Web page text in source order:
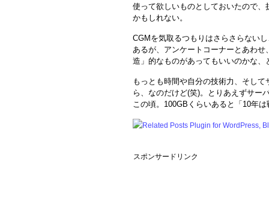
使って欲しいものとしておいたので
かもしれない。
CGMを気取るつもりはさらさらない
あるが、アンケートコーナーとあわ
造」的なものがあってもいいのかな、
もっとも時間や自分の技術力、そし
ら、なのだけど(笑)。とりあえずサー
この頃。100GBくらいあると「10年
スポンサードリンク